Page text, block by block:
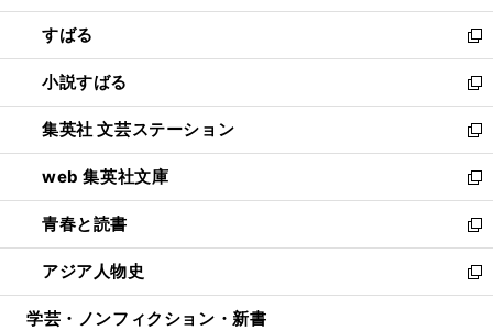
開
く
ウ
で
開
く
ン
ド
ウ
で
開
く
すばる
新
し
い
ウ
ィ
ン
ド
ウ
で
開
く
小説すばる
新
し
い
ウ
ィ
ン
ド
ウ
で
開
集英社 文芸ステーション
新
し
い
ウ
ィ
ン
ド
ウ
web 集英社文庫
新
し
い
ウ
ィ
ン
青春と読書
新
し
い
ウ
アジア人物史
新
し
学芸・ノンフィクション・新書